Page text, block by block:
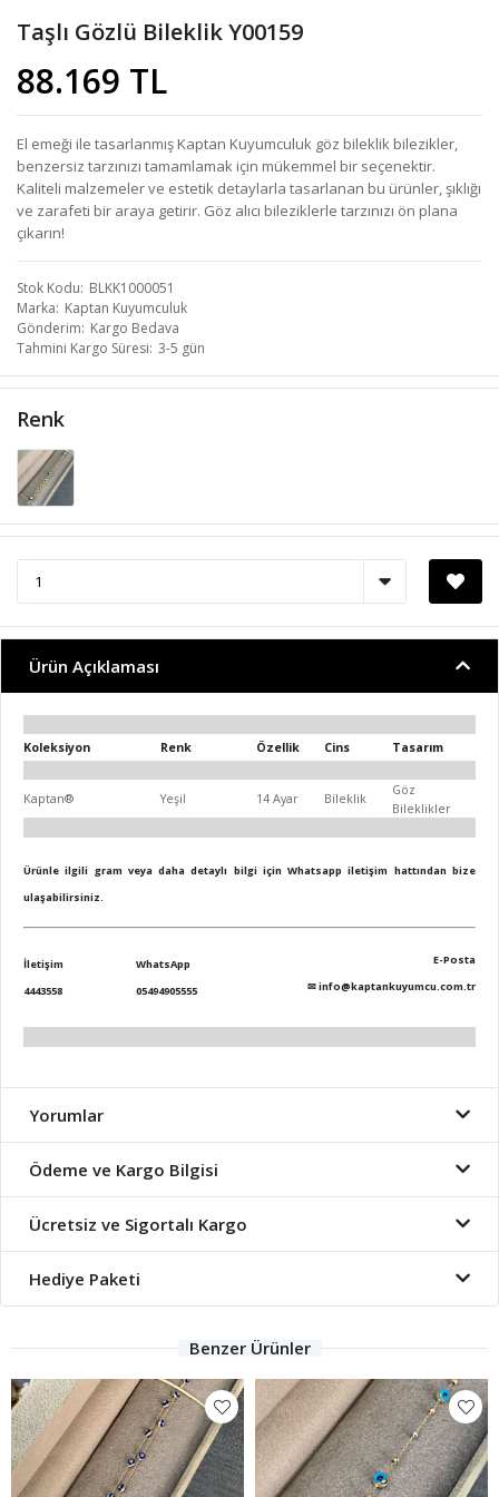
Taşlı Gözlü Bileklik Y00159
88.169 TL
El emeği ile tasarlanmış Kaptan Kuyumculuk göz bileklik bilezikler,
benzersiz tarzınızı tamamlamak için mükemmel bir seçenektir.
Kaliteli malzemeler ve estetik detaylarla tasarlanan bu ürünler, şıklığı
ve zarafeti bir araya getirir. Göz alıcı bileziklerle tarzınızı ön plana
çıkarın!
Stok Kodu BLKK1000051
Marka Kaptan Kuyumculuk
Gönderim Kargo Bedava
Tahmini Kargo Süresi 3-5 gün
Renk
Ürün Açıklaması
Koleksiyon Renk Özellik Cins Tasarım
Kaptan® Yeşil 14 Ayar Bileklik
Göz
Bileklikler
Ürünle ilgili gram veya daha detaylı bilgi için Whatsapp iletişim hattından bize
ulaşabilirsiniz.
İletişim
4443558
WhatsApp
05494905555
E-Posta
✉info@kaptankuyumcu.com.tr
Yorumlar
Ödeme ve Kargo Bilgisi
Ücretsiz ve Sigortalı Kargo
Hediye Paketi
Benzer Ürünler